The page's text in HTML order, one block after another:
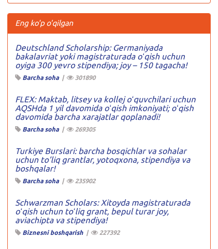
Eng ko'p o'qilgan
Deutschland Scholarship: Germaniyada
bakalavriat yoki magistraturada oʻqish uchun
oyiga 300 yevro stipendiya; joy – 150 tagacha!
Barcha soha| 301890
FLEX: Maktab, litsey va kollej oʻquvchilari uchun
AQSHda 1 yil davomida oʻqish imkoniyati; oʻqish
davomida barcha xarajatlar qoplanadi!
Barcha soha| 269305
Turkiye Burslari: barcha bosqichlar va sohalar
uchun to’liq grantlar, yotoqxona, stipendiya va
boshqalar!
Barcha soha| 235902
Schwarzman Scholars: Xitoyda magistraturada
oʻqish uchun toʻliq grant, bepul turar joy,
aviachipta va stipendiya!
Biznesni boshqarish | 227392